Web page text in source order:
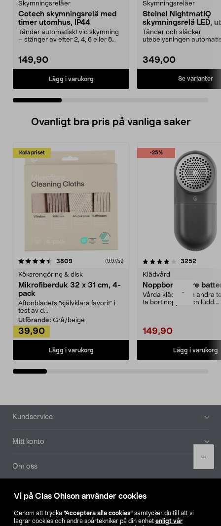
Vi på Clas Ohlson använder cookies
Genom att trycka ”Acceptera alla cookies” samtycker du till att vi
lagrar cookies och andra spårtekniker på din enhet enligt vår
-
+
Skymningsreläer
Cotech skymningsrelä med
timer utomhus, IP44
Tänder automatiskt vid skymning
– stänger av efter 2, 4, 6 eller 8
149,90
Lägg i varukorg
Skymningsreläer
Steinel NightmatIQ
skymningsrelä LED,
Tänder och släcker
utebelysningen
349,00
Se varianter
Ovanligt bra pris på vanliga saker
Kolla priset
3809recensioner (9,97/st)
Köksrengöring & disk
Mikrofiberduk 32 x 31 cm, 4-
pack
Aftonbladets "självklara favorit” i
test av d...
Utförande: Grå/beige
39,90
Lägg i varukorg
-25%
4.0av 5 stjärnor 3252
Klädvård
Noppborttagare
Vårda kläder och andra
ta bort noppor och ludd.
149,90
Lägg i varukorg
4.5av 5 stjärnor
Sidfot
Kundservice
Mitt konto
Om oss
Aktuellt
Våra bolag